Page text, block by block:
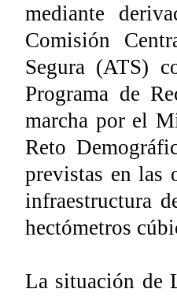
mediante
Comisión
Segura (ATS)
Programa de
marcha por el
Reto
previstas en las
infraestructura
hectómetros
La situación de